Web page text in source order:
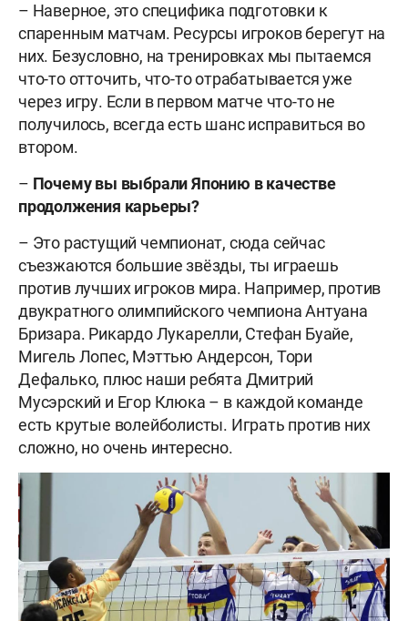
– Наверное, это специфика подготовки к
спаренным матчам. Ресурсы игроков берегут на
них. Безусловно, на тренировках мы пытаемся
что-то отточить, что-то отрабатывается уже
через игру. Если в первом матче что-то не
получилось, всегда есть шанс исправиться во
втором.
– Почему вы выбрали Японию в качестве
продолжения карьеры?
– Это растущий чемпионат, сюда сейчас
съезжаются большие звёзды, ты играешь
против лучших игроков мира. Например, против
двукратного олимпийского чемпиона Антуана
Бризара. Рикардо Лукарелли, Стефан Буайе,
Мигель Лопес, Мэттью Андерсон, Тори
Дефалько, плюс наши ребята Дмитрий
Мусэрский и Егор Клюка – в каждой команде
есть крутые волейболисты. Играть против них
сложно, но очень интересно.